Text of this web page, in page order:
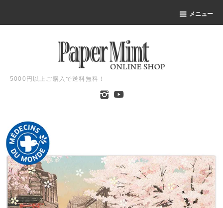
メニュー
5000円以上ご購入で送料無料！